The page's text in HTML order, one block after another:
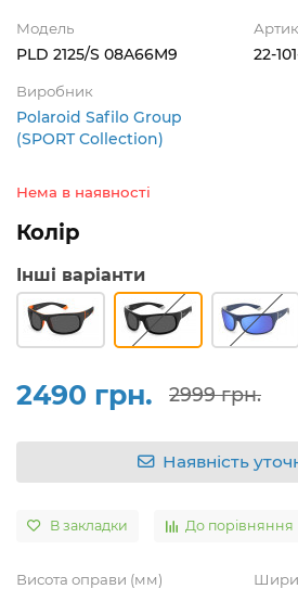
Модель
PLD 2125/S 08A66M9 22-
Виробник
Polaroid Safilo Group
(SPORT Collection)
Нема в наявності
Колір
Інші варіанти
2490 грн. 2999 грн.
Наявність
В закладки До порівняння
Висота оправи (мм)